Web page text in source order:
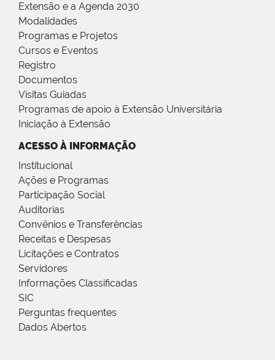
Extensão e a Agenda 2030
Modalidades
Programas e Projetos
Cursos e Eventos
Registro
Documentos
Visitas Guiadas
Programas de apoio à Extensão Universitária
Iniciação à Extensão
ACESSO À INFORMAÇÃO
Institucional
Ações e Programas
Participação Social
Auditorias
Convênios e Transferências
Receitas e Despesas
Licitações e Contratos
Servidores
Informações Classificadas
SIC
Perguntas frequentes
Dados Abertos